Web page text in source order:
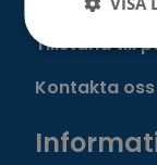
Tillstånd till
Kontakta oss